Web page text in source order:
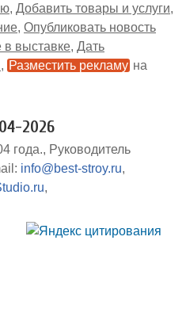
Добавить товары и услуги
Опубликовать новость
в выставке Дать
Разместить рекламу на
2026
года.
Руководитель
info@best-stroy.ru